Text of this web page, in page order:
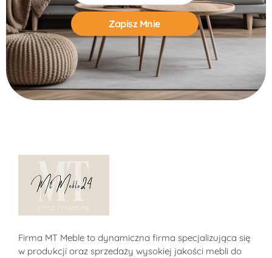
Alternative:
Firma MT Meble to dynamiczna firma specjalizująca się
w produkcji oraz sprzedaży wysokiej jakości mebli do